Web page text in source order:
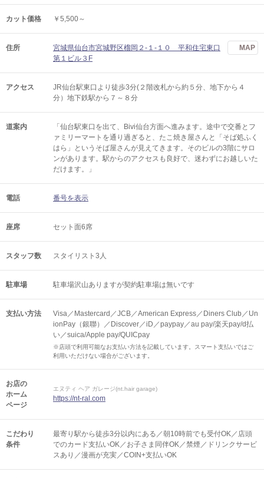
カット価格 ￥5,500～
住所
宮城県仙台市宮城野区榴岡２-１-１０ 平和住宅東口
第１ビル３F
MAP
アクセス
JR仙台駅東口より徒歩3分(２階改札から約５分、地下から４
分）地下鉄駅から７～８分
道案内
「仙台駅東口を出て、Bivi仙台方面へ進みます。途中で交番とフ
ァミリーマートを通り過ぎると、たこ焼き屋さんと「そば処ふく
はら」というそば屋さんが見えてきます。そのビルの3階にサロ
ンがあります。駅からのアクセスも良好で、迷わずにお越しいた
だけます。」
電話 番号を表示
座席 セット面6席
スタッフ数 スタイリスト3人
駐車場 駐車場沢山ありますが契約駐車場は無いです
支払い方法
Visa／Mastercard／JCB／American Express／Diners Club／Un
ionPay（銀聯）／Discover／iD／paypay／au pay/楽天pay/d払
い／suica/Apple pay/QUICpay
※店頭で利用可能なお支払い方法を記載しています。スマート支払いではご
利用いただけない場合がございます。
お店の
ホーム
ページ
エヌティ ヘア ガレージ(nt.hair garage)
https://nt-ral.com
こだわり
条件
最寄り駅から徒歩3分以内にある／朝10時前でも受付OK／店頭
でのカード支払いOK／お子さま同伴OK／禁煙／ドリンクサービ
スあり／漫画が充実／COIN+支払いOK